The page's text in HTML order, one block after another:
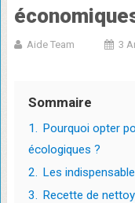
Aide Team 3
Sommaire
1. Pourquoi opter
écologiques ?
2. Les
3. Recette de